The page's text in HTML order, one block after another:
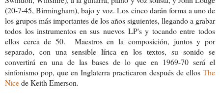
(20-7-45, Birmingham), bajo y voz. Los cinco darán forma a uno de
los grupos más importantes de los años siguientes, llegando a grabar
todos los instrumentos en sus nuevos LP's y tocando entre todos
ellos cerca de 50. Maestros en la composición, juntos y por
separado, con una sensible lírica en los textos, su sonido se
convertirá en una de las bases de lo que en 1969-70 será el
sinfonismo pop, que en Inglaterra practicaron después de ellos The
Nicede Keith Emerson.